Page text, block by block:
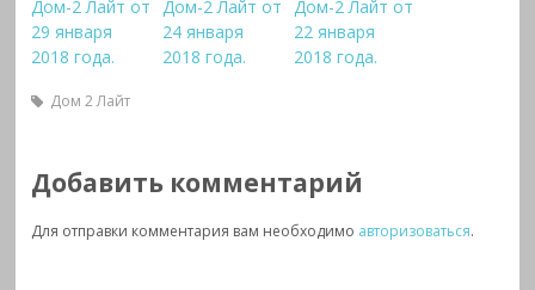
Дом-2 Лайт от
29 января
2018 года.
Дом-2 Лайт от
24 января
2018 года.
Дом-2 Лайт от
22 января
2018 года.
Дом 2 Лайт
Добавить комментарий
Для отправки комментария вам необходимо авторизоваться.